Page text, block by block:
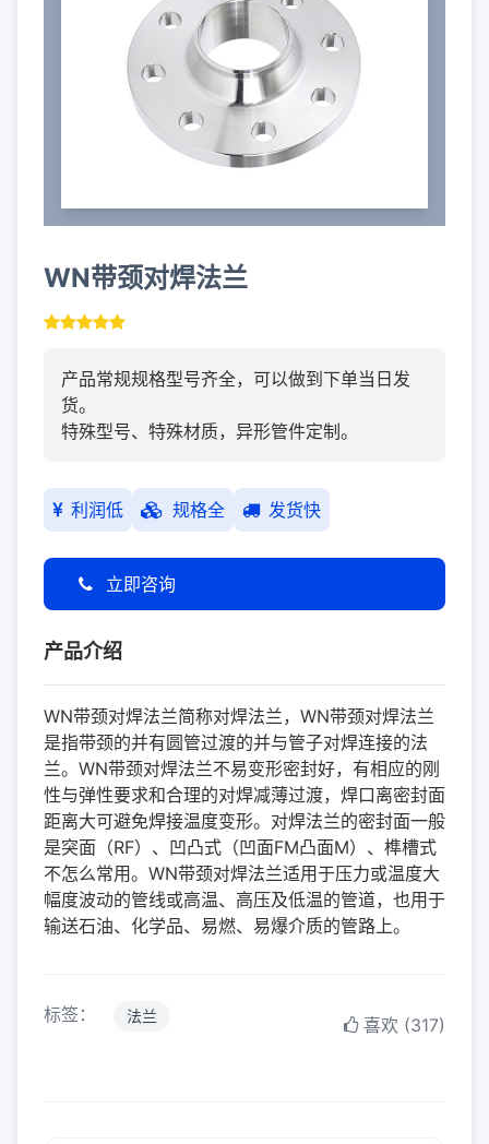
WN带颈对焊法兰
产品常规规格型号齐全，可以做到下单当日发
货。
特殊型号、特殊材质，异形管件定制。
利润低 规格全 发货快
立即咨询
产品介绍
WN带颈对焊法兰简称对焊法兰，WN带颈对焊法兰
是指带颈的并有圆管过渡的并与管子对焊连接的法
兰。WN带颈对焊法兰不易变形密封好，有相应的刚
性与弹性要求和合理的对焊减薄过渡，焊口离密封面
距离大可避免焊接温度变形。对焊法兰的密封面一般
是突面（RF）、凹凸式（凹面FM凸面M）、榫槽式
不怎么常用。WN带颈对焊法兰适用于压力或温度大
幅度波动的管线或高温、高压及低温的管道，也用于
输送石油、化学品、易燃、易爆介质的管路上。
标签： 法兰 喜欢 (317)